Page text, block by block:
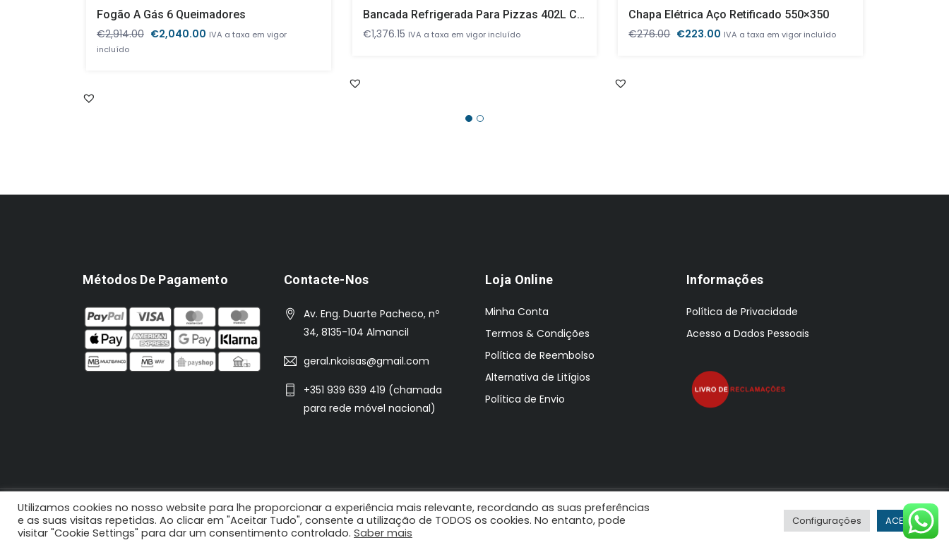
PROMOÇÕES Válido de 1 de Agosto a 31 de Agosto de 2026.
Fogão A Gás 6 Queimadores
€2,914.00 O
€2,040.00 O
IVA a taxa em vigor
incluído
Bancada Refrigerada Para Pizzas 402L Com 3 Portas 1365x700x1075mm
€1,376.15 IVA a taxa em vigor incluído
Chapa Elétrica Aço Retificado 550×350
€276.00 O
€223.00 O
IVA a taxa em vigor incluído
Métodos De Pagamento Contacte-Nos
Av. Eng. Duarte Pacheco, nº
34, 8135-104 Almancil
geral.nkoisas@gmail.com
+351 939 639 419 (chamada
para rede móvel nacional)
Loja Online
Minha Conta
Termos & Condições
Política de Reembolso
Alternativa de Litígios
Política de Envio
Informações
Política de Privacidade
Acesso a Dados Pessoais
2021 N'Koisas © Todos os direitos reservados | Design by: Pombaldata
Utilizamos cookies no nosso website para lhe proporcionar a experiência mais relevante, recordando as suas preferências
e as suas visitas repetidas. Ao clicar em "Aceitar Tudo", consente a utilização de TODOS os cookies. No entanto, pode
visitar "Cookie Settings" para dar um consentimento controlado. Saber mais
Configurações ACEITAR